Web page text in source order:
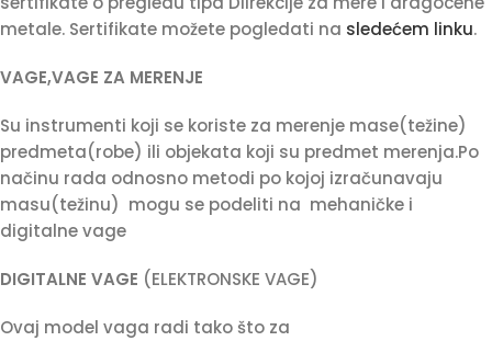
metale. Sertifikate možete pogledati na sledećem linku.
VAGE,VAGE ZA MERENJE
Su instrumenti koji se koriste za merenje mase(težine)
predmeta(robe) ili objekata koji su predmet merenja.Po
načinu rada odnosno metodi po kojoj izračunavaju
masu(težinu) mogu se podeliti na mehaničke i
digitalne vage
DIGITALNE VAGE (ELEKTRONSKE VAGE)
Ovaj model vaga radi tako što za